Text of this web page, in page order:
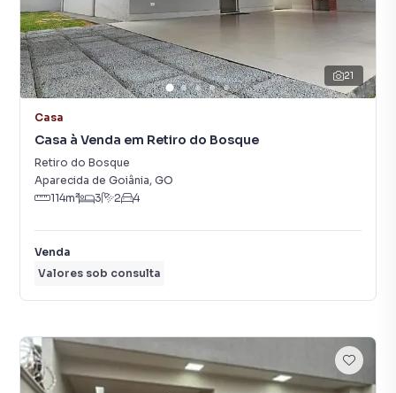
21
Casa
Casa à Venda em Retiro do Bosque
Retiro do Bosque
Aparecida de Goiânia, GO
114m² 3 2 4
Venda
Valores sob consulta